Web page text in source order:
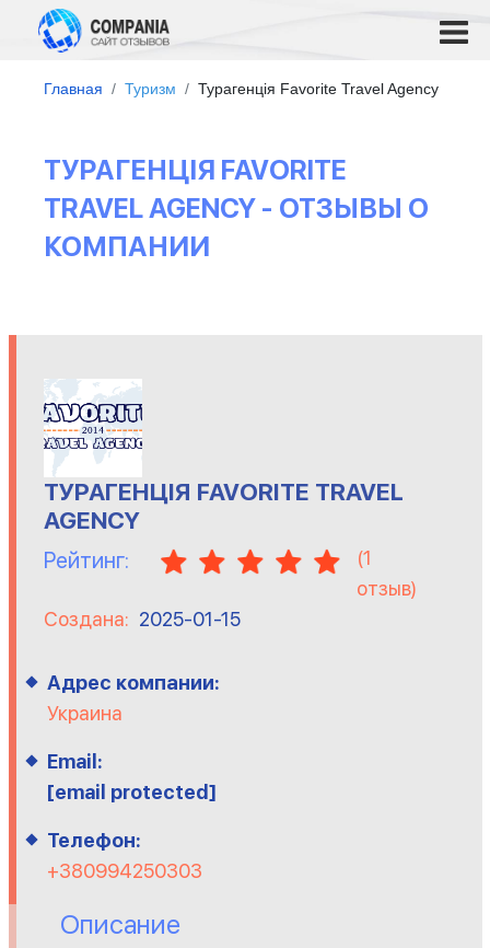
Главная Туризм Турагенція Favorite Travel Agency
ТУРАГЕНЦІЯ FAVORITE
TRAVEL AGENCY - ОТЗЫВЫ О
КОМПАНИИ
ТУРАГЕНЦІЯ FAVORITE TRAVEL
AGENCY
Рейтинг: (1
отзыв)
Создана: 2025-01-15
Адрес компании:
Украина
Email:
[email protected]
Телефон:
+380994250303
Описание